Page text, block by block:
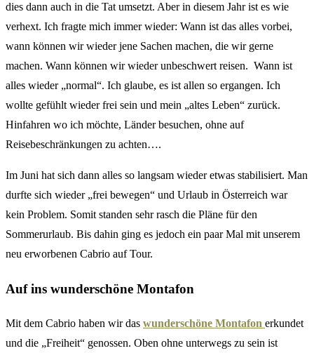
dies dann auch in die Tat umsetzt. Aber in diesem Jahr ist es wie
verhext. Ich fragte mich immer wieder: Wann ist das alles vorbei,
wann können wir wieder jene Sachen machen, die wir gerne
machen. Wann können wir wieder unbeschwert reisen. Wann ist
alles wieder „normal“. Ich glaube, es ist allen so ergangen. Ich
wollte gefühlt wieder frei sein und mein „altes Leben“ zurück.
Hinfahren wo ich möchte, Länder besuchen, ohne auf
Reisebeschränkungen zu achten….
Im Juni hat sich dann alles so langsam wieder etwas stabilisiert. Man
durfte sich wieder „frei bewegen“ und Urlaub in Österreich war
kein Problem. Somit standen sehr rasch die Pläne für den
Sommerurlaub. Bis dahin ging es jedoch ein paar Mal mit unserem
neu erworbenen Cabrio auf Tour.
Auf ins wunderschöne Montafon
Mit dem Cabrio haben wir das wunderschöne Montafon erkundet
und die „Freiheit“ genossen. Oben ohne unterwegs zu sein ist